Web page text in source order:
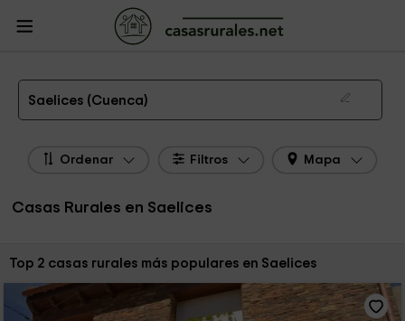
Casas Rurales
Rurales Cuenca
Casas Rurales Saelices
Las 2 mejores casas rurales en Saelices de 2026
Saelices (Cuenca)
Ordenar Filtros Mapa
Casas Rurales en Saelices
Ordenar por:
Top 2 casas rurales más populares en Saelices